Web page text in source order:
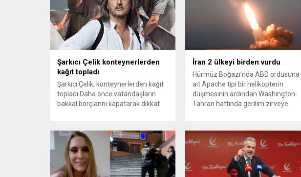
Şarkıcı Çelik konteynerlerden
kağıt topladı
Şarkıcı Çelik, konteynerlerden kağıt
topladı Daha önce vatandaşların
bakkal borçlarını kapatarak dikkat
Çelik, Samsun’un İlkadım ilçesinde
çöpten kağıt toplayarak geçimini
sağlayan Serpil Hanım’a destek
oldu. Çelik, sokaklardaki
konteynerlerden kağıt topladı. Ünlü
İran 2 ülkeyi birden vurdu
Hürmüz Boğazı’nda ABD ordusuna
ait Apache tipi bir helikopterin
düşmesinin ardından Washington-
Tahran hattında gerilim zirveye
savunma sistemleri ve radarları
vurmasına, İran Devrim Muhafızları
Bahreyn ve Ürdün’deki Amerikan
askeri üslerini hedef alarak sert
karşılık verdi. Tahran, yeni bir ABD